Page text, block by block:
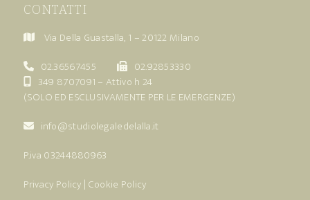
CONTATTI
Via Della Guastalla, 1 – 20122 Milano
02.36567455
02.92853330
349 8707091 – Attivo h 24
(SOLO ED ESCLUSIVAMENTE PER LE EMERGENZE)
info@studiolegaledelalla.it
P.iva 03244880963
Privacy Policy | Cookie Policy